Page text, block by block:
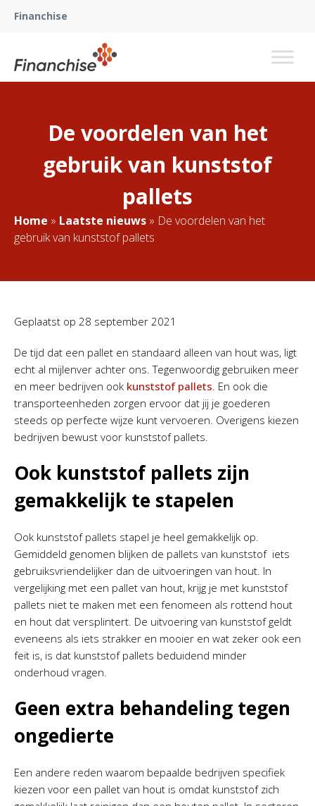
Financhise
De voordelen van het
gebruik van kunststof
pallets
Home » Laatste nieuws » De voordelen van het
gebruik van kunststof pallets
Geplaatst op 28 september 2021
De tijd dat een pallet en standaard alleen van hout was, ligt
echt al mijlenver achter ons. Tegenwoordig gebruiken meer
en meer bedrijven ook kunststof pallets. En ook die
transporteenheden zorgen ervoor dat jij je goederen
steeds op perfecte wijze kunt vervoeren. Overigens kiezen
bedrijven bewust voor kunststof pallets.
Ook kunststof pallets zijn
gemakkelijk te stapelen
Ook kunststof pallets stapel je heel gemakkelijk op.
Gemiddeld genomen blijken de pallets van kunststof iets
gebruiksvriendelijker dan de uitvoeringen van hout. In
vergelijking met een pallet van hout, krijg je met kunststof
pallets niet te maken met een fenomeen als rottend hout
en hout dat versplintert. De uitvoering van kunststof geldt
eveneens als iets strakker en mooier en wat zeker ook een
feit is, is dat kunststof pallets beduidend minder
onderhoud vragen.
Geen extra behandeling tegen
ongedierte
Een andere reden waarom bepaalde bedrijven specifiek
kiezen voor een pallet van hout is omdat kunststof zich